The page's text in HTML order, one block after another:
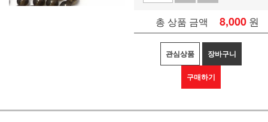
총 상품 금액 8,000 원
관심상품 장바구니
구매하기